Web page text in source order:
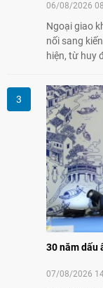
06/08/2026
Ngoại giao
nối sang
hiện, từ huy
nghệ, đổi
phát triển
30 năm dấu
07/08/2026